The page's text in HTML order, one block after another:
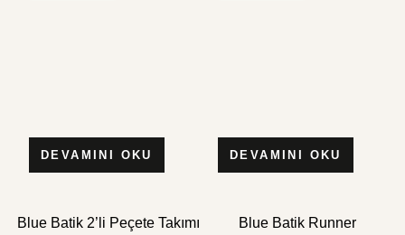
DEVAMINI OKU
Blue Batik 2’li Peçete Takımı
DEVAMINI OKU
Blue Batik Runner